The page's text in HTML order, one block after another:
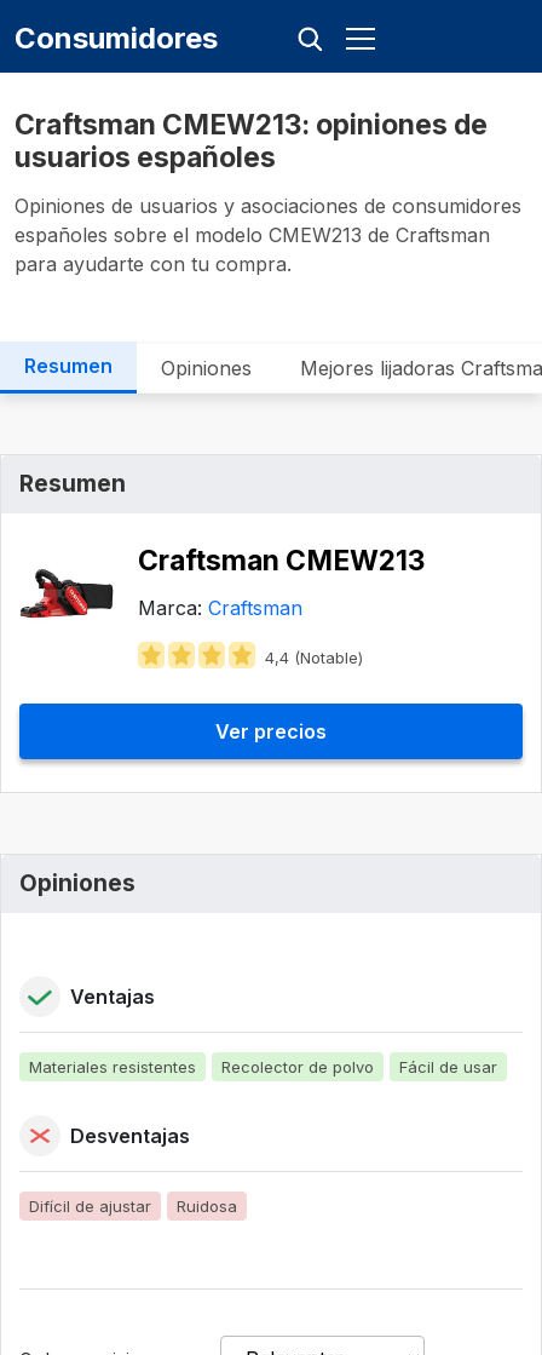
Consumidores
Craftsman CMEW213: opiniones de
usuarios españoles
Opiniones de usuarios y asociaciones de consumidores
españoles sobre el modelo CMEW213 de Craftsman
para ayudarte con tu compra.
Resumen Opiniones Mejores lijadoras
Resumen
Craftsman CMEW213
Marca: Craftsman
4,4 (Notable)
Ver precios
Opiniones
Ventajas
Materiales resistentes Recolector de polvo Fácil de usar
Desventajas
Difícil de ajustar Ruidosa